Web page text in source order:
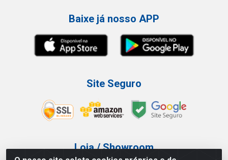
Baixe já nosso APP
Site Seguro
Loja / Showroom